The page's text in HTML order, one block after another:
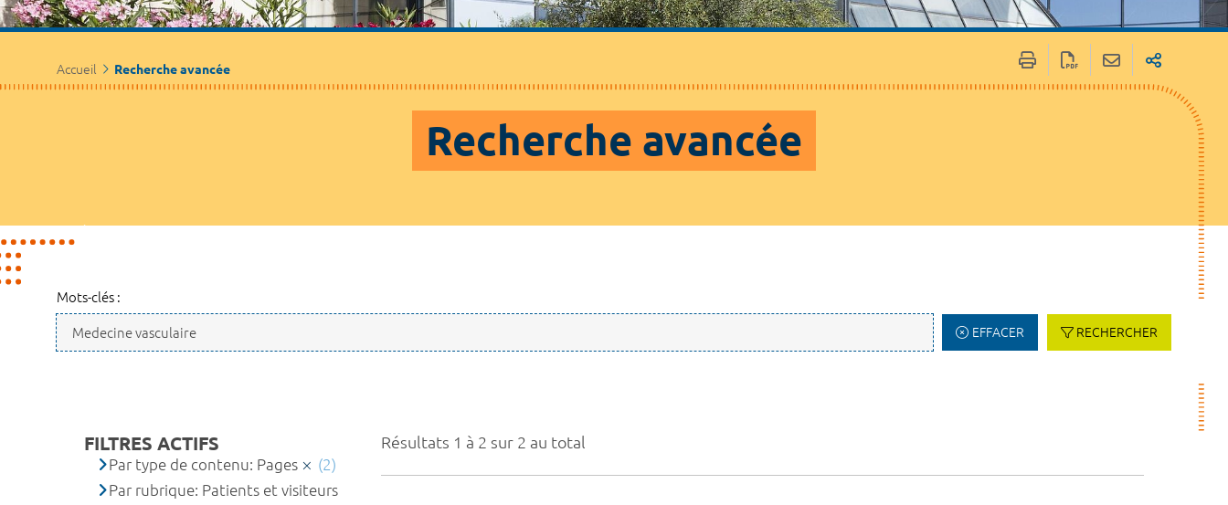
Accueil Recherche avancée
Recherche avancée
Mots-clés :
EFFACER RECHERCHER
Résultats 1 à 2 sur 2 au total
FILTRES ACTIFS
Par type de contenu: Pages
(2)
Par rubrique: Patients et visiteurs